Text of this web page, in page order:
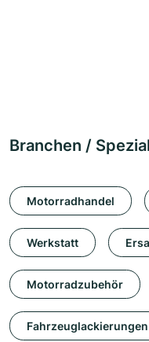
Branchen /
Motorradhandel
Werkstatt
Motorradzubehör
Fahrzeuglackierungen